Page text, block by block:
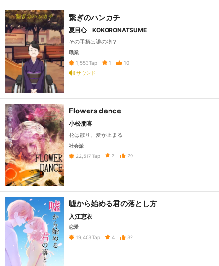
繋ぎのハンカチ
夏目心 KOKORONATSUME
その手柄は誰の物？
職業
1,553Tap 1
10
サウンド
Flowers dance
小松朋喜
花は散り、愛が止まる
社会派
22,517 Tap 2 20
嘘から始める君の落とし方
入江恵衣
恋愛
19,403Tap 4 32